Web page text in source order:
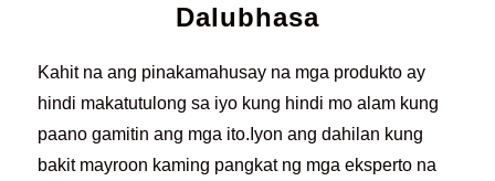
Dalubhasa
Kahit na ang pinakamahusay na mga produkto ay
hindi makatutulong sa iyo kung hindi mo alam kung
paano gamitin ang mga ito.Iyon ang dahilan kung
bakit mayroon kaming pangkat ng mga eksperto na